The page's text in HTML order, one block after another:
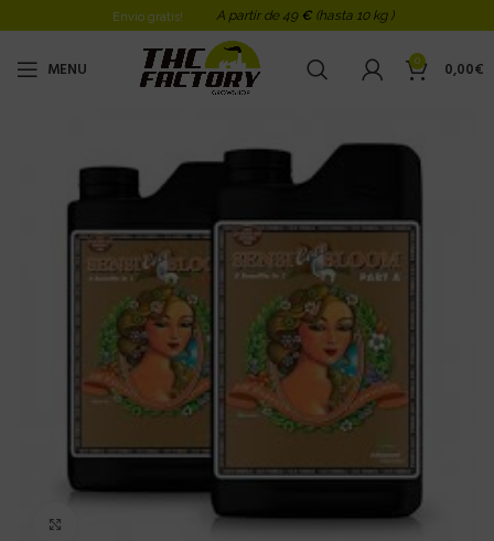
Envio gratis! A partir de 49 € (hasta 10 kg )
MENU 0 0,00€